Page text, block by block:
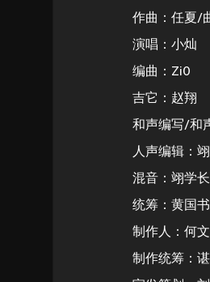
作曲：任夏/
演唱：小灿
编曲：Zi0
吉它：赵翔
和声编写/和
人声编辑：
混音：翊学长
统筹：黄国书
制作人：何
制作统筹：